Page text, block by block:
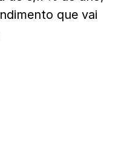
que vai